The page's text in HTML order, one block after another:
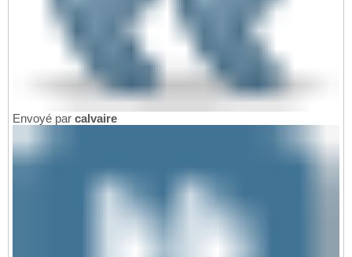
Envoyé par calvaire